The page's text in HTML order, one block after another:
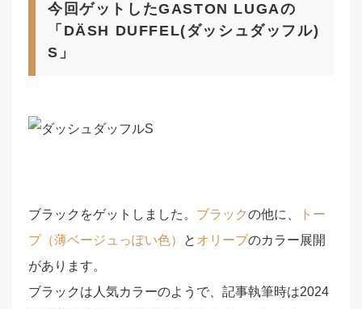
今回ゲットしたGASTON LUGAの
「DÄSH DUFFEL(ダッシュダッフル)
S」
ブラックをゲットしました。 ブラックの他に、
トー
プ（薄ベージュっぽい色）
と オリーブのカラー展開
があります。
ブラックは人気カラーのようで、記事執筆時は2024